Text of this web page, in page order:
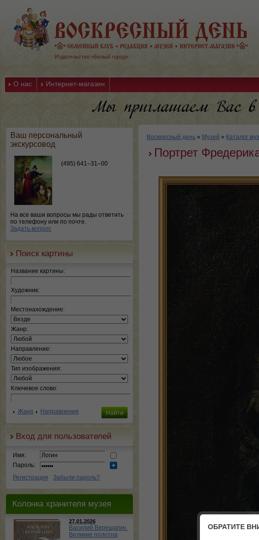
Издательство «Белый город»
О нас Интернет-магазин
Ваш персональный
экскурсовод
(495) 641–31–00
На все ваши вопросы мы рады ответить
по телефону или по почте.
Задать вопрос
Поиск картины
Название картины:
Художник:
Местонахождение:
Жанр:
Направление:
Тип изображения:
Ключевое слово:
Жанр Направления
Вход для пользователей
Имя:
Пароль:
Регистрация
Забыли пароль?
Колонка хранителя музея
27.01.2026
Василий Верещагин.
Великие полотна
Воскресный день » Музей » Каталог
Портрет
ОБРАТИТЕ